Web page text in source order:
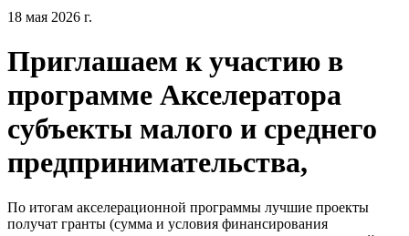
18 мая 2026 г.
Приглашаем к участию в
программе Акселератора
субъекты малого и среднего
предпринимательства,
По итогам акселерационной программы лучшие проекты
получат гранты (сумма и условия финансирования